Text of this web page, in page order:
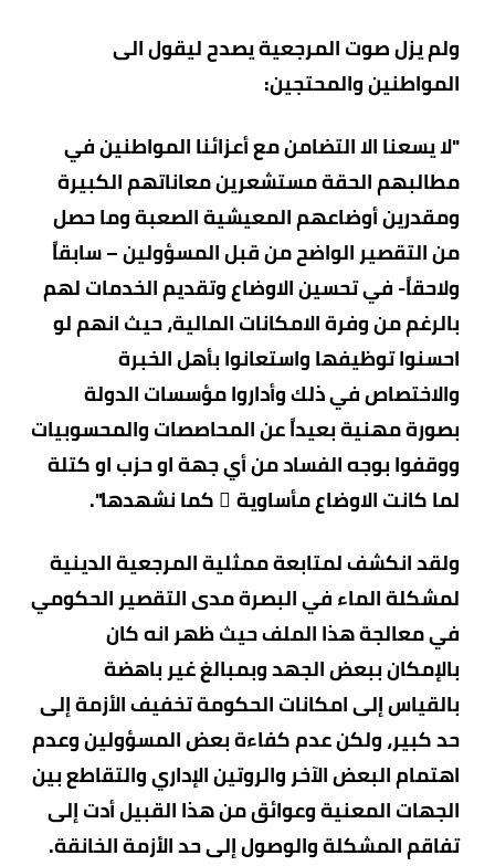
ولم يزل صوت المرجعية يصدح ليقول الى
المواطنين والمحتجين:
"لا يسعنا الا التضامن مع أعزائنا المواطنين في
مطالبهم الحقة مستشعرين معاناتهم الكبيرة
ومقدرين أوضاعهم المعيشية الصعبة وما حصل
من التقصير الواضح من قبل المسؤولين – سابقاً
ولاحقاً- في تحسين الاوضاع وتقديم الخدمات لهم
بالرغم من وفرة الامكانات المالية، حيث انهم لو
احسنوا توظيفها واستعانوا بأهل الخبرة
والاختصاص في ذلك وأداروا مؤسسات الدولة
بصورة مهنية بعيداً عن المحاصصات والمحسوبيات
ووقفوا بوجه الفساد من أي جهة او حزب او كتلة
لما كانت الاوضاع مأساوية ً كما نشهدها".
ولقد انكشف لمتابعة ممثلية المرجعية الدينية
لمشكلة الماء في البصرة مدى التقصير الحكومي
في معالجة هذا الملف حيث ظهر انه كان
بالإمكان ببعض الجهد وبمبالغ غير باهضة
بالقياس إلى امكانات الحكومة تخفيف الأزمة إلى
حد كبير، ولكن عدم كفاءة بعض المسؤولين وعدم
اهتمام البعض الآخر والروتين الإداري والتقاطع بين
الجهات المعنية وعوائق من هذا القبيل أدت إلى
تفاقم المشكلة والوصول إلى حد الأزمة الخانقة.